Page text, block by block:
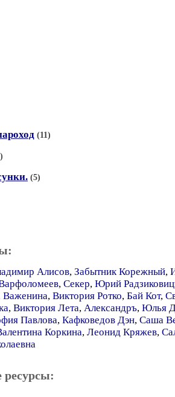
(11)
(5)
Алисов, Забытник Корежный,
, Секер, Юрий
Важенина, Виктория Ротко, Бай Кот,
, Виктория Лета, Александръ, Юлья
Павлова, Кафковедов Дэн, Саша
Коркина, Леонид Кряжев,
ресурсы: